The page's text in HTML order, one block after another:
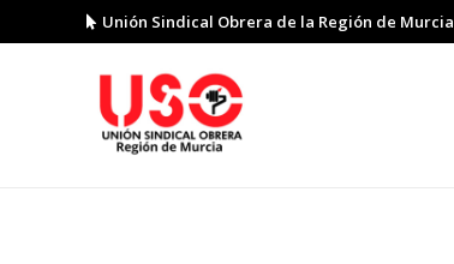
Unión Sindical Obrera de la Región de Murcia